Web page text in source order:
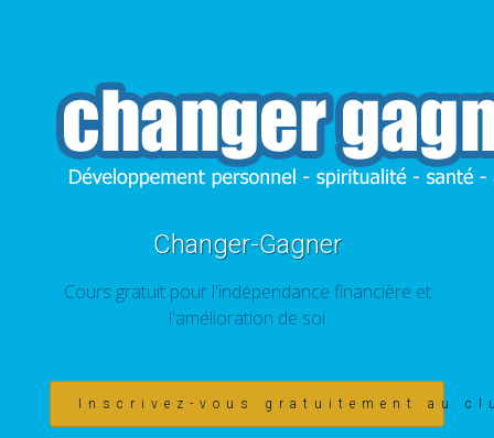
Changer-Gagner
Cours gratuit pour l'indépendance financière et
l'amélioration de soi
Inscrivez-vous gratuitement au